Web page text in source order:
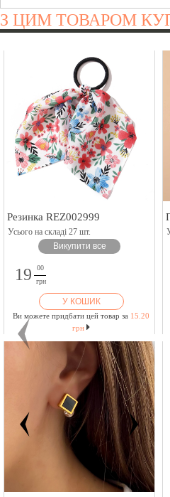
З ЦИМ ТОВАРОМ
Резинка REZ002999
Усього на складі 27 шт.
Викупити все
19
00
грн
У КОШИК
Ви можете придбати цей товар за 15.20
грн